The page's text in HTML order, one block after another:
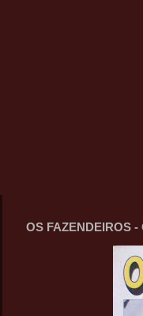
OS FAZENDEIROS